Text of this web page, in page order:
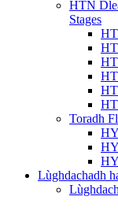
HTN
Stages
Toradh
Lùghdachadh